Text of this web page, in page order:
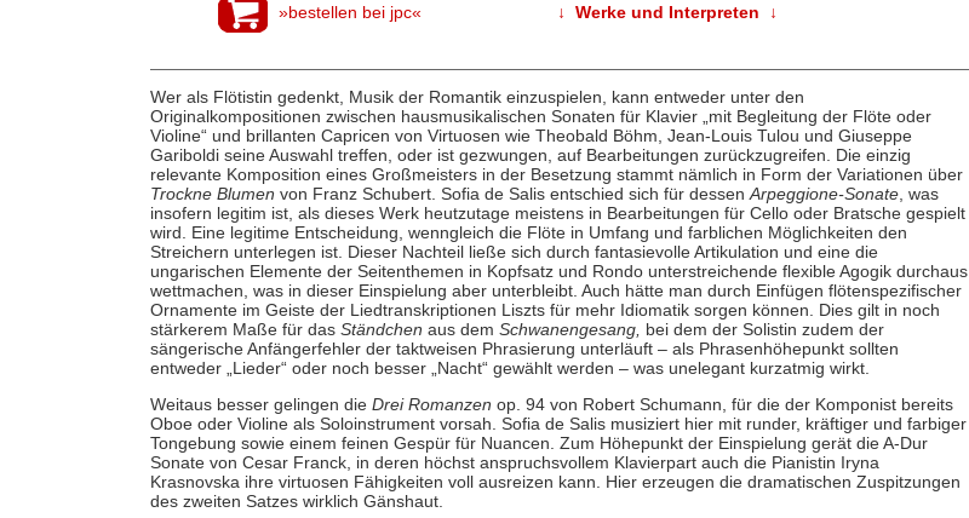
»bestellen bei jpc« ↓ Werke und Interpreten ↓
Wer als Flötistin gedenkt, Musik der Romantik einzuspielen, kann entweder unter den
Originalkompositionen zwischen hausmusikalischen Sonaten für Klavier „mit Begleitung der Flöte oder
Violine“ und brillanten Capricen von Virtuosen wie Theobald Böhm, Jean-Louis Tulou und Giuseppe
Gariboldi seine Auswahl treffen, oder ist gezwungen, auf Bearbeitungen zurückzugreifen. Die einzig
relevante Komposition eines Großmeisters in der Besetzung stammt nämlich in Form der Variationen über
Trockne Blumen von Franz Schubert. Sofia de Salis entschied sich für dessen Arpeggione-Sonate, was
insofern legitim ist, als dieses Werk heutzutage meistens in Bearbeitungen für Cello oder Bratsche gespielt
wird. Eine legitime Entscheidung, wenngleich die Flöte in Umfang und farblichen Möglichkeiten den
Streichern unterlegen ist. Dieser Nachteil ließe sich durch fantasievolle Artikulation und eine die
ungarischen Elemente der Seitenthemen in Kopfsatz und Rondo unterstreichende flexible Agogik durchaus
wettmachen, was in dieser Einspielung aber unterbleibt. Auch hätte man durch Einfügen flötenspezifischer
Ornamente im Geiste der Liedtranskriptionen Liszts für mehr Idiomatik sorgen können. Dies gilt in noch
stärkerem Maße für das Ständchen aus dem Schwanengesang, bei dem der Solistin zudem der
sängerische Anfängerfehler der taktweisen Phrasierung unterläuft – als Phrasenhöhepunkt sollten
entweder „Lieder“ oder noch besser „Nacht“ gewählt werden – was unelegant kurzatmig wirkt.
Weitaus besser gelingen die Drei Romanzen op. 94 von Robert Schumann, für die der Komponist bereits
Oboe oder Violine als Soloinstrument vorsah. Sofia de Salis musiziert hier mit runder, kräftiger und farbiger
Tongebung sowie einem feinen Gespür für Nuancen. Zum Höhepunkt der Einspielung gerät die A-Dur
Sonate von Cesar Franck, in deren höchst anspruchsvollem Klavierpart auch die Pianistin Iryna
Krasnovska ihre virtuosen Fähigkeiten voll ausreizen kann. Hier erzeugen die dramatischen Zuspitzungen
des zweiten Satzes wirklich Gänshaut.